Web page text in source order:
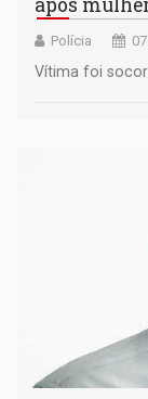
Polícia
Vítima foi